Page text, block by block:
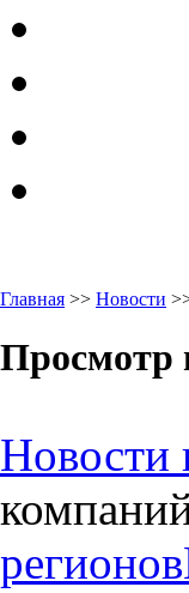
Главная >> Новости
Просмотр
Новости
регионов